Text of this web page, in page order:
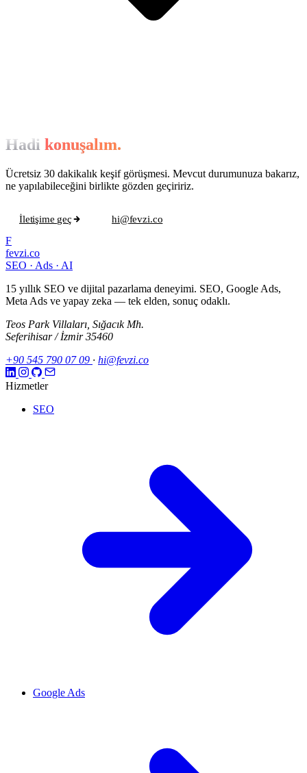
Hadi konuşalım.
Ücretsiz 30 dakikalık keşif görüşmesi. Mevcut durumunuza bakarız,
ne yapılabileceğini birlikte gözden geçiririz.
İletişime geç
hi@fevzi.co
F
fevzi.co
SEO · Ads · AI
15 yıllık SEO ve dijital pazarlama deneyimi. SEO, Google Ads,
Meta Ads ve yapay zeka — tek elden, sonuç odaklı.
Teos Park Villaları, Sığacık Mh.
Seferihisar / İzmir 35460
+90 545 790 07 09 · hi@fevzi.co
Hizmetler
SEO
Google Ads